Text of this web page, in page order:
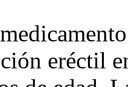
eréctil